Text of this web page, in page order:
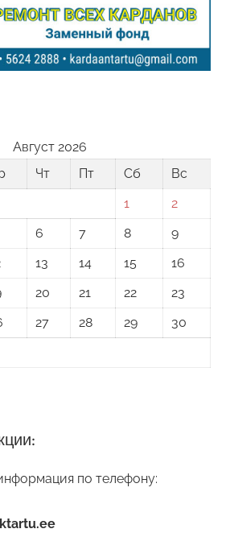
Август 2026
Чт Пт Сб
Вс
1
2
6 7 8
9
13 14 15
16
20 21 22
23
27 28 29
30
по телефону: